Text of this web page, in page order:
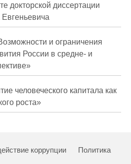
докторской диссертации
и ограничения
России в средне- и
человеческого капитала как
роста»
коррупции
Политика